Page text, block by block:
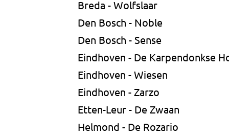
Breda - Wolfslaar
Den Bosch - Noble
Den Bosch - Sense
Eindhoven - De Karpendonkse
Eindhoven - Wiesen
Eindhoven - Zarzo
Etten-Leur - De Zwaan
Helmond - De Rozario